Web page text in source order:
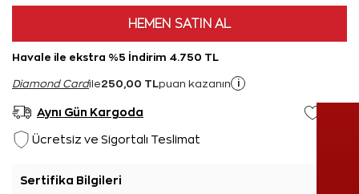
HEMEN SATIN AL
Havale ile ekstra %5 İndirim 4.750 TL
Diamond Cardile250,00 TL puan kazanın i
Aynı Gün Kargoda
Ücretsiz ve Sigortalı Teslimat
Sertifika Bilgileri